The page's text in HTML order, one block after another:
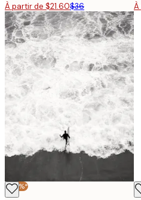
À partir de $21.60$36 À
-40%* -